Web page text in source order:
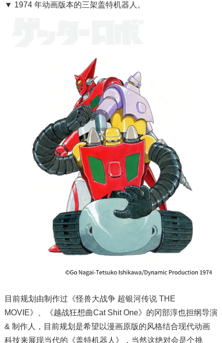
▼ 1974 年动画版本的三架盖特机器人。
目前规划由制作过《怪兽大战争 超银河传说 THE
MOVIE》、《越战狂想曲Cat Shit One》的冈部淳也担纲导演
& 制作人，目前规划是希望以漫画原版的风格结合现代动画
科技来展现当代的《盖特机器人》，当然这绝对会是个挑